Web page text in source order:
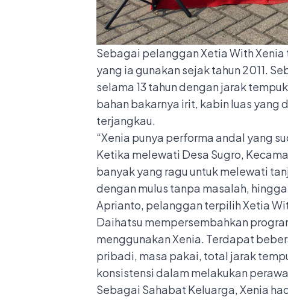
Sebagai pelanggan Xetia With
yang ia gunakan sejak tahun 2011.
selama 13 tahun dengan jarak
bahan bakarnya irit, kabin luas
terjangkau.
“Xenia punya performa andal yang
Ketika melewati Desa Sugro,
banyak yang ragu untuk melewati
dengan mulus tanpa masalah,
Aprianto, pelanggan terpilih Xetia
Daihatsu mempersembahkan
menggunakan Xenia. Terdapat
pribadi, masa pakai, total jarak
konsistensi dalam melakukan
Sebagai Sahabat Keluarga, Xenia